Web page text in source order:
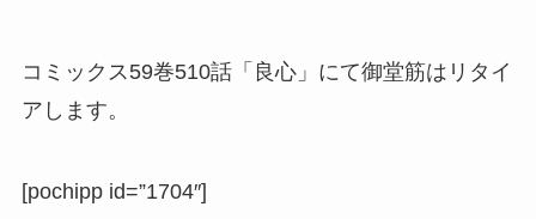
コミックス59巻510話「良心」にて御堂筋はリタイ
アします。
[pochipp id=”1704″]